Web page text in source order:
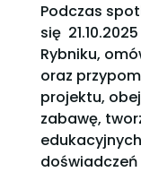
Podczas
się
Rybniku,
oraz
projektu,
zabawę,